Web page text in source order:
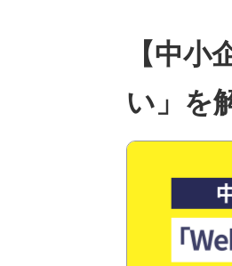
【中
い」を